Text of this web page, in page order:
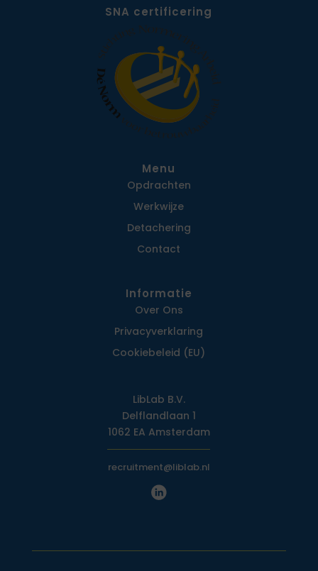
SNA certificering
Menu
Opdrachten
Werkwijze
Detachering
Contact
Informatie
Over Ons
Privacy­verklaring
Cookiebeleid (EU)
LibLab B.V.
Delflandlaan 1
1062 EA Amsterdam
recruitment@liblab.nl